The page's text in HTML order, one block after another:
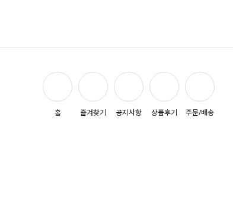
홈 즐겨찾기 공지사항 상품후기 주문/배송